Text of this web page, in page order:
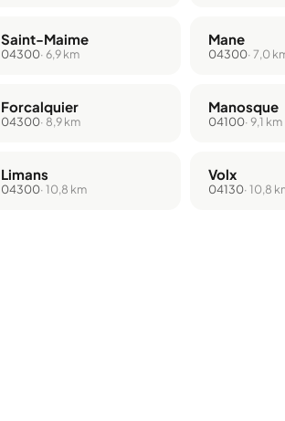
Saint-Maime
04300· 6,9 km
Mane
04300· 7,0
Forcalquier
04300· 8,9 km
Manosque
04100· 9,1 km
Limans
04300· 10,8 km
Volx
04130· 10,8